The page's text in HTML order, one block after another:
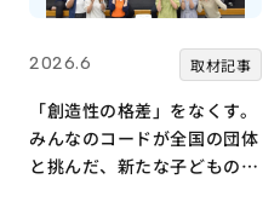
2026.6 取材記事
「創造性の格差」をなくす。
みんなのコードが全国の団体
と挑んだ、新たな子どもの居